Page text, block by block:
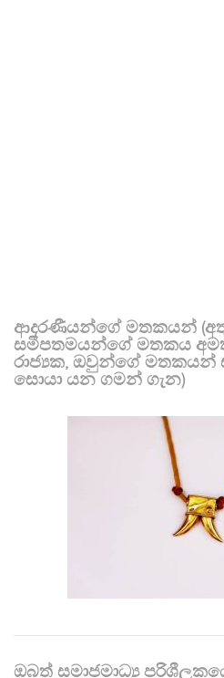
ආදරණීයන්ගේ මතකයන්
සමීපතමයන්ගේ මතකය
රාජ්‍යක, ඔවුන්ගේ මතකයන්
සොයා යන ගමන් ගැන)
ඔබත් සමාජමාධ්‍ය